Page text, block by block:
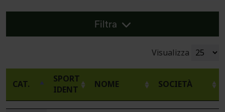
Filtra
Visualizza
CAT.
SPORT
IDENT
NOME SOCIETÀ